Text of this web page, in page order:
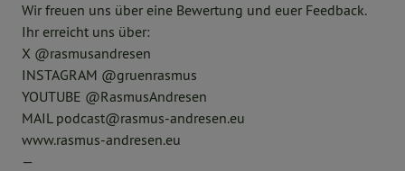
Wir freuen uns über eine Bewertung und euer Feedback.
Ihr erreicht uns über:
X @rasmusandresen
INSTAGRAM @gruenrasmus
YOUTUBE @RasmusAndresen
MAIL podcast@rasmus-andresen.eu
www.rasmus-andresen.eu
—